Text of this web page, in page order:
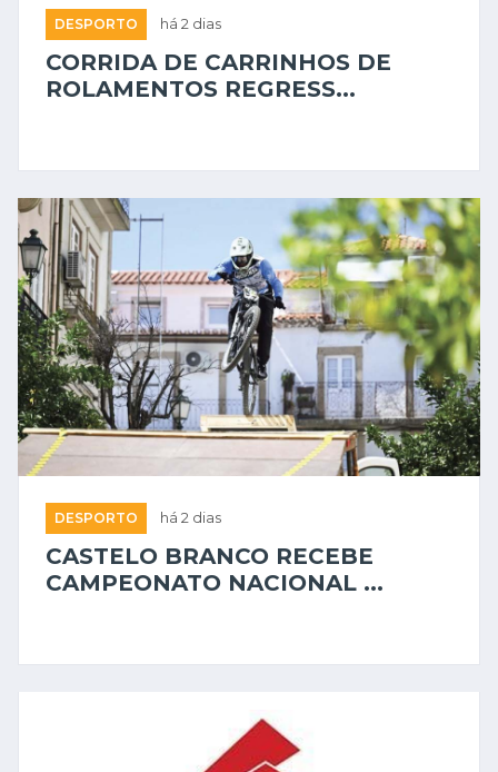
DESPORTO há 2 dias
CORRIDA DE CARRINHOS DE
ROLAMENTOS REGRESS...
DESPORTO há 2 dias
CASTELO BRANCO RECEBE
CAMPEONATO NACIONAL ...